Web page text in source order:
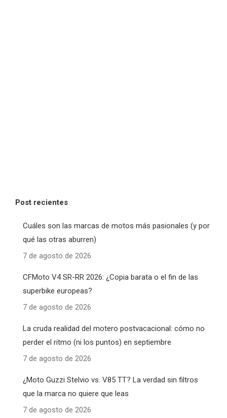
Post recientes
Cuáles son las marcas de motos más pasionales (y por
qué las otras aburren)
7 de agosto de 2026
CFMoto V4 SR-RR 2026: ¿Copia barata o el fin de las
superbike europeas?
7 de agosto de 2026
La cruda realidad del motero postvacacional: cómo no
perder el ritmo (ni los puntos) en septiembre
7 de agosto de 2026
¿Moto Guzzi Stelvio vs. V85 TT? La verdad sin filtros
que la marca no quiere que leas
7 de agosto de 2026